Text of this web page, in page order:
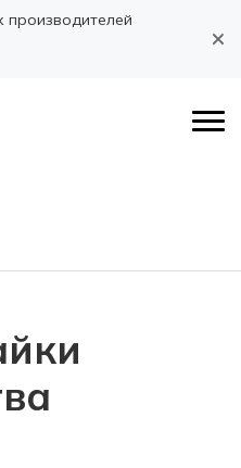
производителей